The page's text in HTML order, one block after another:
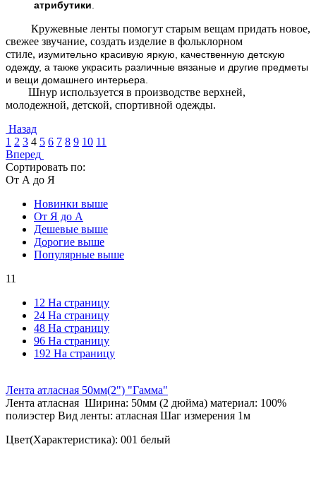
атрибутики
Кружевные ленты помогут старым вещам придать новое,
свежее звучание, создать изделие в фольклорном
стиле, изумительно красивую яркую, качественную детскую
одежду, а также украсить различные вязаные и другие предметы
и вещи домашнего интерьера.
Шнур используется в производстве верхней,
молодежной, детской, спортивной одежды.
Назад
1 2 3 4 5 6 7 8 9 10 11
Вперед
Сортировать по:
От А до Я
Новинки выше
От Я до А
Дешевые выше
Дорогие выше
Популярные выше
11
12 На страницу
24 На страницу
48 На страницу
96 На страницу
192 На страницу
Лента атласная 50мм(2") "Гамма"
Лента атласная Ширина: 50мм (2 дюйма) материал: 100%
полиэстер Вид ленты: атласная Шаг измерения 1м
Цвет(Характеристика): 001 белый